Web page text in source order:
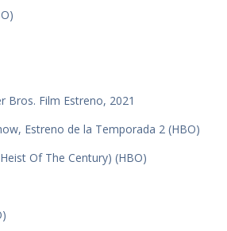
Bros. Film Estreno, 2021
Estreno de la Temporada 2 (HBO)
Of The Century) (HBO)